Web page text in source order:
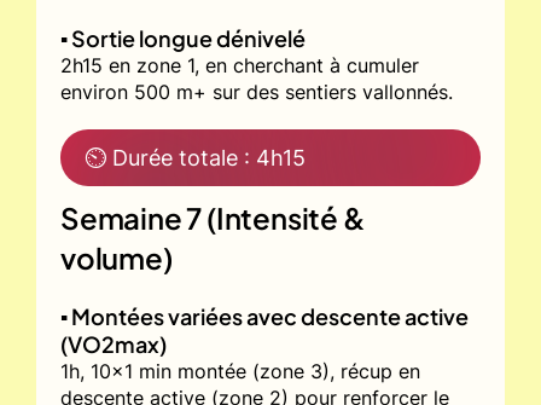
▪️ Sortie longue dénivelé
2h15 en zone 1, en cherchant à cumuler
environ 500 m+ sur des sentiers vallonnés.
⏲ Durée totale : 4h15
Semaine 7 (Intensité &
volume)
▪️ Montées variées avec descente active
(VO2max)
1h, 10x1 min montée (zone 3), récup en
descente active (zone 2) pour renforcer le